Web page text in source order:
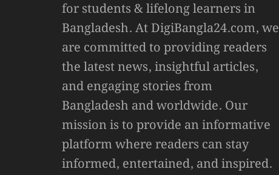
for students & lifelong learners in
Bangladesh. At DigiBangla24.com, we
are committed to providing readers
the latest news, insightful articles,
and engaging stories from
Bangladesh and worldwide. Our
mission is to provide an informative
platform where readers can stay
informed, entertained, and inspired.